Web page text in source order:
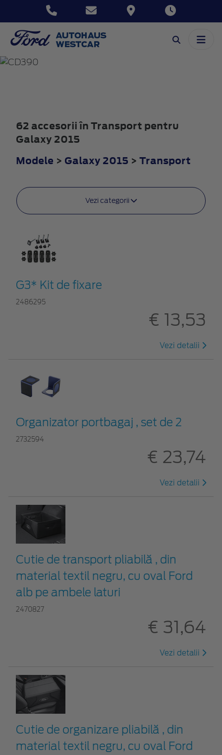
GALAXY
62 accesorii în Transport pentru
Galaxy 2015
Modele > Galaxy 2015 > Transport
Vezi categorii
G3* Kit de fixare
2486295
€ 13,53
Vezi detalii
Organizator portbagaj , set de 2
2732594
€ 23,74
Vezi detalii
Cutie de transport pliabilă , din
material textil negru, cu oval Ford
alb pe ambele laturi
2470827
€ 31,64
Vezi detalii
Cutie de organizare pliabilă , din
material textil negru, cu oval Ford